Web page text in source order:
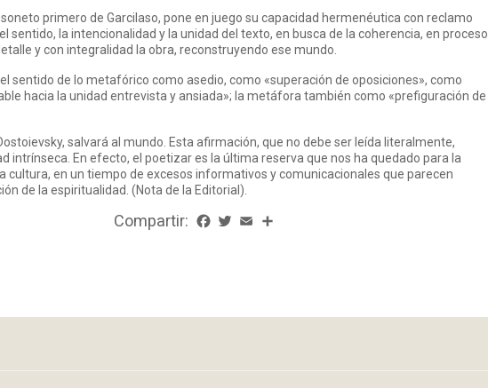
primero de Garcilaso, pone en juego su capacidad hermenéutica con reclamo
sentido, la intencionalidad y la unidad del texto, en busca de la coherencia, en proceso
y con integralidad la obra, reconstruyendo ese mundo.
el sentido de lo metafórico como asedio, como «superación de oposiciones», como
hacia la unidad entrevista y ansiada»; la metáfora también como «prefiguración de
salvará al mundo. Esta afirmación, que no debe ser leída literalmente,
intrínseca. En efecto, el poetizar es la última reserva que nos ha quedado para la
cultura, en un tiempo de excesos informativos y comunicacionales que parecen
de la espiritualidad. (Nota de la Editorial).
Compartir: Facebook
Twitter
Email